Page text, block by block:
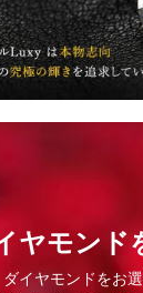
ヤモンド
イヤモンドをお